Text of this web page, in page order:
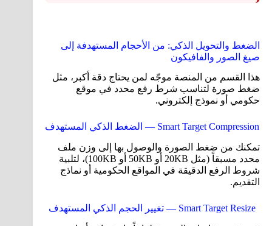
الضغط والتحويل الذكي: من الأحجام المستهدفة إلى
صيغ الصور والفافيكون
هذا القسم من المنصة موجّه لمن يحتاج دقة أكبر، مثل
ضغط صورة لتناسب شرط رفع محدد في موقع
حكومي أو نموذج إلكتروني.
Smart Target Compression — الضغط الذكي المستهدف
تمكنك من ضغط الصورة والوصول بها إلى وزن ملف
محدد مسبقاً (مثل 20KB أو 50KB أو 100KB)، لتلبية
شروط الرفع الدقيقة في المواقع الحكومية أو نماذج
التقديم.
Smart Target Resize — تغيير الحجم الذكي المستهدف